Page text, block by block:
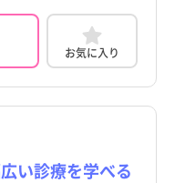
お気に入り
い診療を学べる